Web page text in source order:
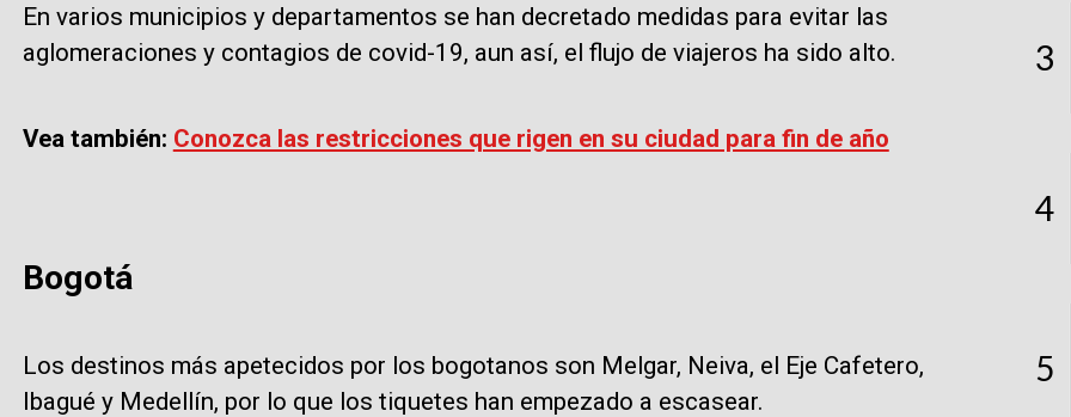
En varios municipios y departamentos se han decretado medidas para evitar las
aglomeraciones y contagios de covid-19, aun así, el flujo de viajeros ha sido alto.
Vea también: Conozca las restricciones que rigen en su ciudad para fin de año
Bogotá
Los destinos más apetecidos por los bogotanos son Melgar, Neiva, el Eje Cafetero,
Ibagué y Medellín, por lo que los tiquetes han empezado a escasear.
3
4
5